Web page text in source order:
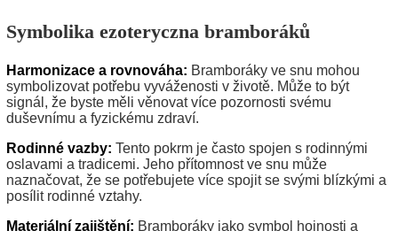
Symbolika ezoteryczna bramboráků
Harmonizace a rovnováha: Bramboráky ve snu mohou
symbolizovat potřebu vyváženosti v životě. Může to být
signál, že byste měli věnovat více pozornosti svému
duševnímu a fyzickému zdraví.
Rodinné vazby: Tento pokrm je často spojen s rodinnými
oslavami a tradicemi. Jeho přítomnost ve snu může
naznačovat, že se potřebujete více spojit se svými blízkými a
posílit rodinné vztahy.
Materiální zajištění: Bramboráky jako symbol hojnosti a